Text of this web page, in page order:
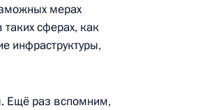
мерах
сферах, как
инфраструктуры,
Ещё раз вспомним,